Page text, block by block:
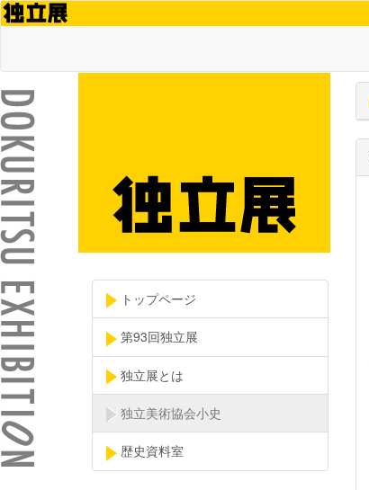
トップページ
第93回独立展
独立展とは
独立美術協会小史
歴史資料室